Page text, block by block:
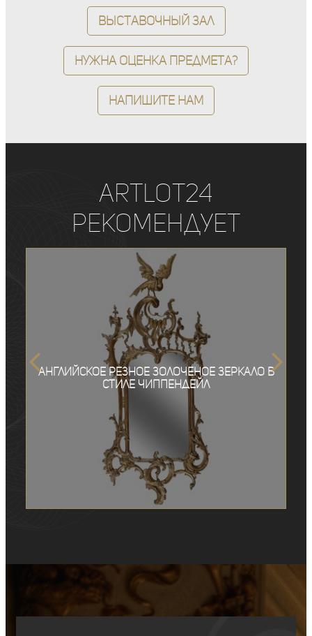
Выставочный зал
Нужна оценка предмета?
Напишите нам
ArtLot24
рекомендует
Английское резное золоченое зеркало в
стиле Чиппендейл